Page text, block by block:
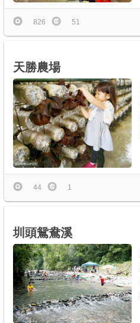
826 51
天勝農場
44 1
圳頭鴛鴦溪